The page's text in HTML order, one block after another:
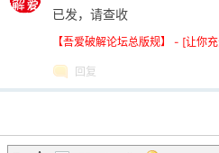
已发，请查收
【吾爱破解论坛总版规】 - [让你
回复